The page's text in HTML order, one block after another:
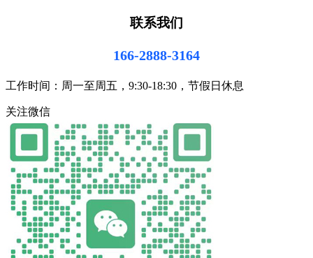
联系我们
166-2888-3164
工作时间：周一至周五，9:30-18:30，节假日休息
关注微信